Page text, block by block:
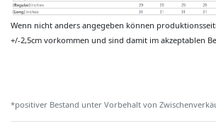
Wenn nicht anders angegeben können
+/-2,5cm vorkommen und sind damit im akzeptablen
*positiver Bestand unter Vorbehalt von